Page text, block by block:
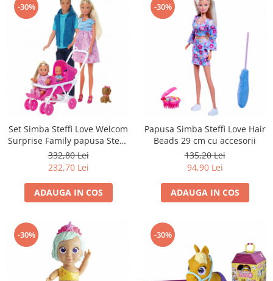
-30%
Set Simba Steffi Love Welcom
Surprise Family papusa Steffy
29 cm, papusa Kevin 29 cm,
papusa Evi 12 cm si accesorii
332,80 Lei
232,70 Lei
ADAUGA IN COS
-30%
Papusa Simba Steffi Love Hair
Beads 29 cm cu accesorii
135,20 Lei
94,90 Lei
ADAUGA IN COS
-30% -30%